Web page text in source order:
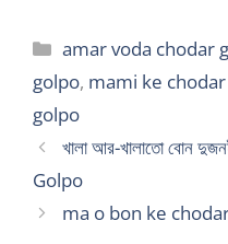
Categories
amar voda chodar
golpo, mami ke
golpo
খালা আর-খালাতো বোন
Golpo
ma o bon ke